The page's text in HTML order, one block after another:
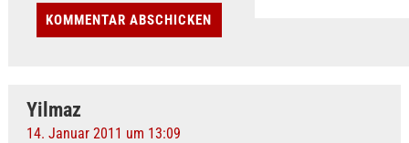
Yilmaz
14. Januar 2011 um 13:09